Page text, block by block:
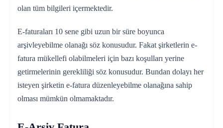
olan tüm bilgileri içermektedir.
E-faturaları 10 sene gibi uzun bir süre boyunca
arşivleyebilme olanağı söz konusudur. Fakat şirketlerin e-
fatura mükellefi olabilmeleri için bazı koşulları yerine
getirmelerinin gerekliliği söz konusudur. Bundan dolayı her
isteyen şirketin e-fatura düzenleyebilme olanağına sahip
olması mümkün olmamaktadır.